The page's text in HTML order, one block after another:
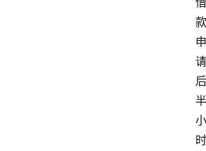
款
申
请
后
半
小
时